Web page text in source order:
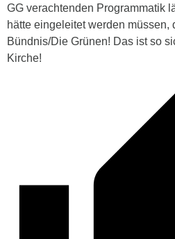
GG verachtenden Programmatik
hätte eingeleitet werden müssen,
Bündnis/Die Grünen! Das ist so
Kirche!